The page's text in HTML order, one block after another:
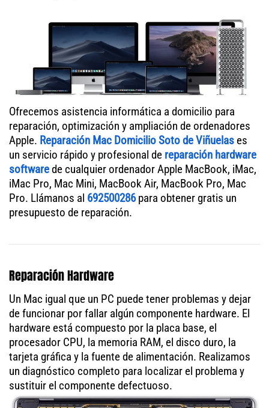
Ofrecemos asistencia informática a domicilio para
reparación, optimización y ampliación de ordenadores
Apple. Reparación Mac Domicilio Soto de Viñuelas es
un servicio rápido y profesional de reparación hardware
softwarede cualquier ordenador Apple MacBook, iMac,
iMac Pro, Mac Mini, MacBook Air, MacBook Pro, Mac
Pro. Llámanos al 692500286para obtener gratis un
presupuesto de reparación.
Reparación Hardware
Un Mac igual que un PC puede tener problemas y dejar
de funcionar por fallar algún componente hardware. El
hardware está compuesto por la placa base, el
procesador CPU, la memoria RAM, el disco duro, la
tarjeta gráfica y la fuente de alimentación. Realizamos
un diagnóstico completo para localizar el problema y
sustituir el componente defectuoso.